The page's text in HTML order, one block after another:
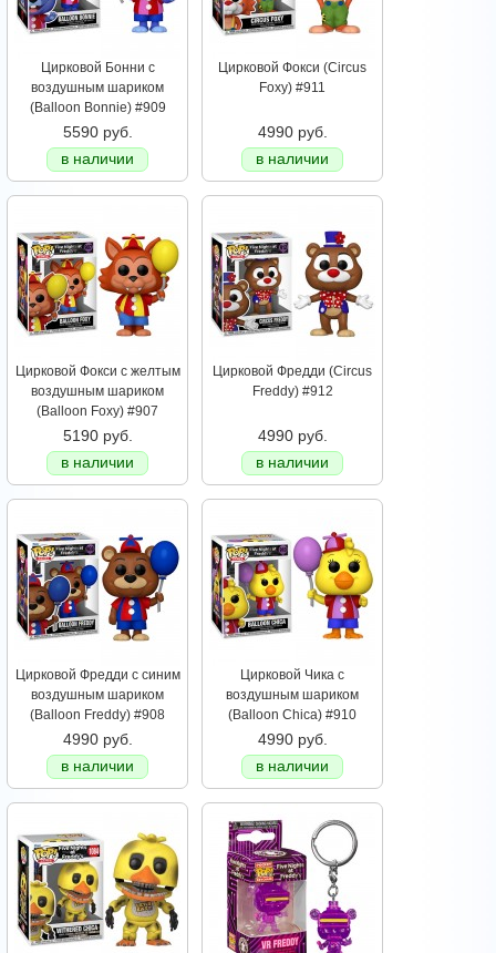
Цирковой Бонни с
воздушным шариком
(Balloon Bonnie) #909
5590 руб.
в наличии
Цирковой Фокси (Circus
Foxy) #911
4990 руб.
в наличии
Цирковой Фокси с желтым
воздушным шариком
(Balloon Foxy) #907
5190 руб.
в наличии
Цирковой Фредди (Circus
Freddy) #912
4990 руб.
в наличии
Цирковой Фредди с синим
воздушным шариком
(Balloon Freddy) #908
4990 руб.
в наличии
Цирковой Чика с
воздушным шариком
(Balloon Chica) #910
4990 руб.
в наличии